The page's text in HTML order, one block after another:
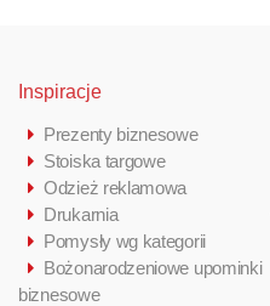
Inspiracje
Prezenty biznesowe
Stoiska targowe
Odzież reklamowa
Drukarnia
Pomysły wg kategorii
Bożonarodzeniowe upominki
biznesowe